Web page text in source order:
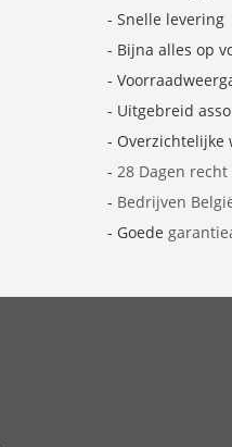
- Snelle levering
- Bijna alles op
-
- Uitgebreid
- Overzichtelijke
- 28 Dagen
- Bedrijven
- Goede